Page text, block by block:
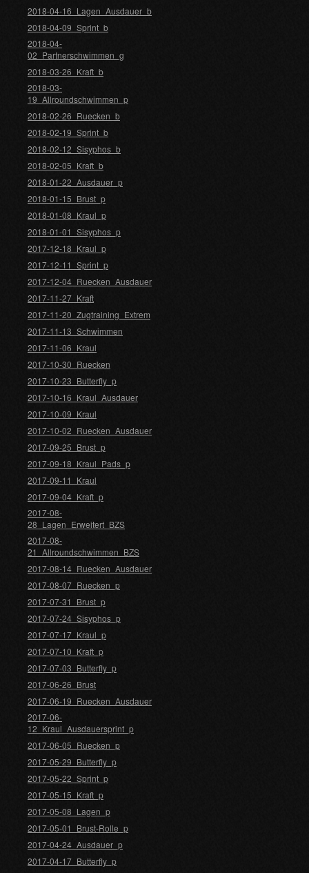
2018-04-16_Lagen_Ausdauer_b
2018-04-09_Sprint_b
2018-04-
02_Partnerschwimmen_g
2018-03-26_Kraft_b
2018-03-
19_Allroundschwimmen_p
2018-02-26_Ruecken_b
2018-02-19_Sprint_b
2018-02-12_Sisyphos_b
2018-02-05_Kraft_b
2018-01-22_Ausdauer_p
2018-01-15_Brust_p
2018-01-08_Kraul_p
2018-01-01_Sisyphos_p
2017-12-18_Kraul_p
2017-12-11_Sprint_p
2017-12-04_Ruecken_Ausdauer
2017-11-27_Kraft
2017-11-20_Zugtraining_Extrem
2017-11-13_Schwimmen
2017-11-06_Kraul
2017-10-30_Ruecken
2017-10-23_Butterfly_p
2017-10-16_Kraul_Ausdauer
2017-10-09_Kraul
2017-10-02_Ruecken_Ausdauer
2017-09-25_Brust_p
2017-09-18_Kraul_Pads_p
2017-09-11_Kraul
2017-09-04_Kraft_p
2017-08-
28_Lagen_Erweitert_BZS
2017-08-
21_Allroundschwimmen_BZS
2017-08-14_Ruecken_Ausdauer
2017-08-07_Ruecken_p
2017-07-31_Brust_p
2017-07-24_Sisyphos_p
2017-07-17_Kraul_p
2017-07-10_Kraft_p
2017-07-03_Butterfly_p
2017-06-26_Brust
2017-06-19_Ruecken_Ausdauer
2017-06-
12_Kraul_Ausdauersprint_p
2017-06-05_Ruecken_p
2017-05-29_Butterfly_p
2017-05-22_Sprint_p
2017-05-15_Kraft_p
2017-05-08_Lagen_p
2017-05-01_Brust-Rolle_p
2017-04-24_Ausdauer_p
2017-04-17_Butterfly_p